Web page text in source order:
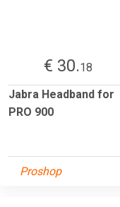
€ 30.18
Jabra Headband for
PRO 900
Proshop